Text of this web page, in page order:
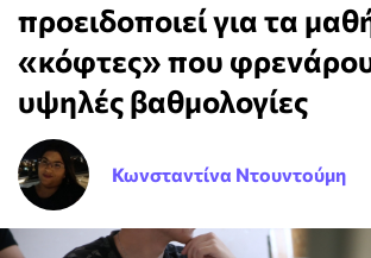
προειδοποιεί για τα
«κόφτες» που
υψηλές βαθμολογίες
Κωνσταντίνα Ντουντούμη